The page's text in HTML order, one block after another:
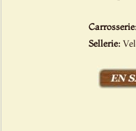
Sellerie: